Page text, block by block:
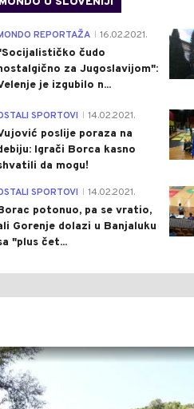
REPORTAŽA 16.02.2021.
čudo
za Jugoslavijom":
je izgubilo n...
SPORTOVI 14.02.2021.
poslije poraza na
Igrači Borca kasno
da mogu!
SPORTOVI 14.02.2021.
potonuo, pa se vratio,
Gorenje dolazi u Banjaluku
"plus čet...